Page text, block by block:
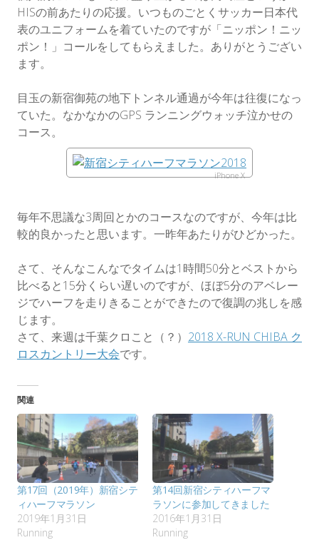
HISの前あたりの応援。いつものごとくサッカー日本代
表のユニフォームを着ていたのですが「ニッポン！ニッ
ポン！」コールをしてもらえました。ありがとうござい
ます。
目玉の新宿御苑の地下トンネル通過が今年は往復になっ
ていた。なかなかのGPS ランニングウォッチ泣かせの
コース。
iPhone X
毎年不思議な3周回とかのコースなのですが、今年は比
較的良かったと思います。一昨年あたりがひどかった。
さて、そんなこんなでタイムは1時間50分とベストから
比べると15分くらい遅いのですが、ほぼ5分のアベレー
ジでハーフを走りきることができたので復調の兆しを感
じます。
さて、来週は千葉クロこと（？） 2018 X-RUN CHIBA ク
ロスカントリー大会です。
関連
第17回（2019年）新宿シテ
ィハーフマラソン
2019年1月31日
Running
第14回新宿シティハーフマ
ラソンに参加してきました
2016年1月31日
Running